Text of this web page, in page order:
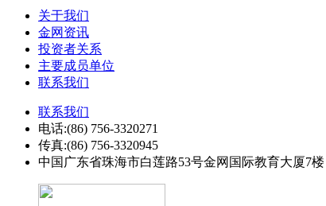
关于我们
金网资讯
投资者关系
主要成员单位
联系我们
联系我们
电话:(86) 756-3320271
传真:(86) 756-3320945
中国广东省珠海市白莲路53号金网国际教育大厦7楼